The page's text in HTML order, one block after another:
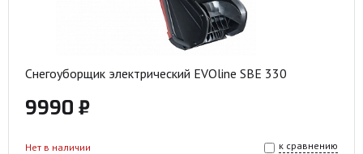
Снегоуборщик электрический EVOline SBE 330
9990 ₽
к сравнению
Нет в наличии